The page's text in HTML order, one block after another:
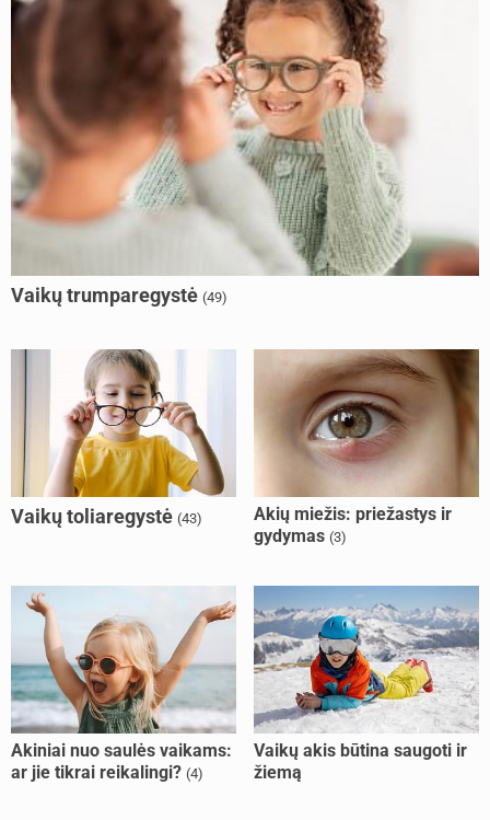
Vaikų trumparegystė (49)
Vaikų toliaregystė (43)
Akių miežis: priežastys ir
gydymas (3)
Akiniai nuo saulės vaikams:
ar jie tikrai reikalingi? (4)
Vaikų akis būtina saugoti ir
žiemą